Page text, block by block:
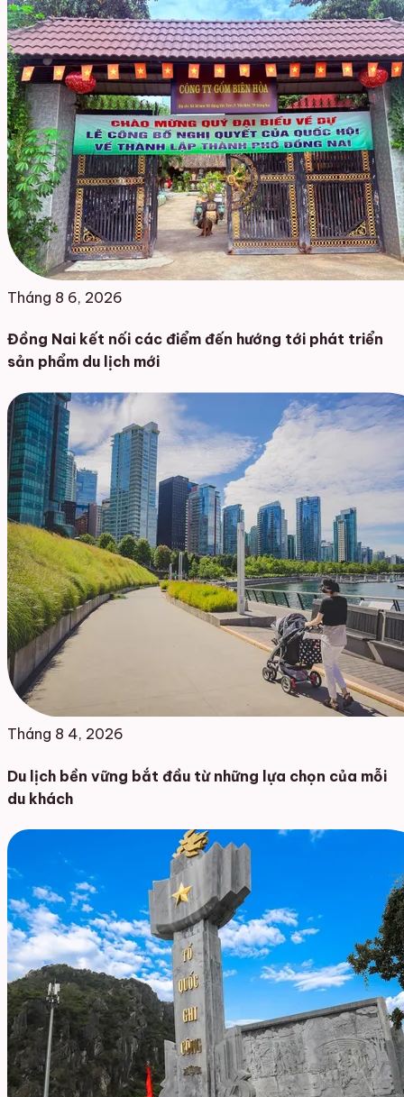
Tháng 8 6, 2026
Đồng Nai kết nối các điểm đến hướng tới phát triển
sản phẩm du lịch mới
Tháng 8 4, 2026
Du lịch bền vững bắt đầu từ những lựa chọn của mỗi
du khách